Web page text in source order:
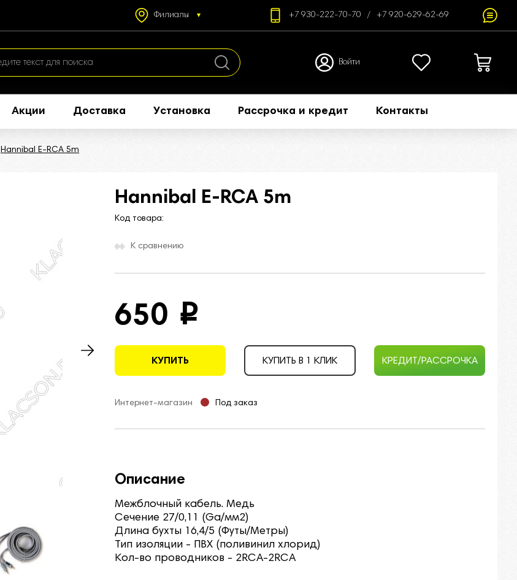
Филиалы +7 930-222-70-70 +7 920-629-62-69
Войти
Акции Доставка Установка Рассрочка и кредит Контакты
Hannibal E-RCA 5m
Hannibal E-RCA 5m
Код товара:
К сравнению
650 i
КУПИТЬ КУПИТЬ В 1 КЛИК КРЕДИТ/РАССРОЧКА
Интернет-магазин Под заказ
Описание
Межблочный кабель. Медь
Сечение 27/0,11 (Ga/мм2)
Длина бухты 16,4/5 (Футы/Метры)
Тип изоляции - ПВХ (поливинил хлорид)
Кол-во проводников - 2RCA-2RCA